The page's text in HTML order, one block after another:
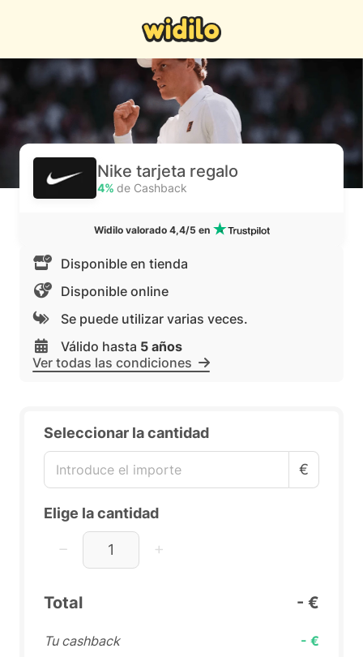
Nike tarjeta regalo
4% de Cashback
Widilo valorado 4,4/5 en
Disponible en tienda
Disponible online
Se puede utilizar varias veces.
Válido hasta 5 años
Ver todas las condiciones
Seleccionar la cantidad
€
Elige la cantidad
Total - €
Tu cashback - €